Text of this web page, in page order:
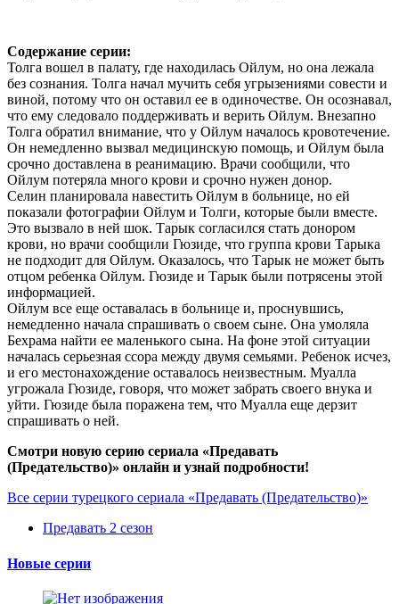
Содержание серии:
Толга вошел в палату, где находилась Ойлум, но она лежала
без сознания. Толга начал мучить себя угрызениями совести и
виной, потому что он оставил ее в одиночестве. Он осознавал,
что ему следовало поддерживать и верить Ойлум. Внезапно
Толга обратил внимание, что у Ойлум началось кровотечение.
Он немедленно вызвал медицинскую помощь, и Ойлум была
срочно доставлена в реанимацию. Врачи сообщили, что
Ойлум потеряла много крови и срочно нужен донор.
Селин планировала навестить Ойлум в больнице, но ей
показали фотографии Ойлум и Толги, которые были вместе.
Это вызвало в ней шок. Тарык согласился стать донором
крови, но врачи сообщили Гюзиде, что группа крови Тарыка
не подходит для Ойлум. Оказалось, что Тарык не может быть
отцом ребенка Ойлум. Гюзиде и Тарык были потрясены этой
информацией.
Ойлум все еще оставалась в больнице и, проснувшись,
немедленно начала спрашивать о своем сыне. Она умоляла
Бехрама найти ее маленького сына. На фоне этой ситуации
началась серьезная ссора между двумя семьями. Ребенок исчез,
и его местонахождение оставалось неизвестным. Муалла
угрожала Гюзиде, говоря, что может забрать своего внука и
уйти. Гюзиде была поражена тем, что Муалла еще дерзит
спрашивать о ней.
Смотри новую серию сериала «Предавать
(Предательство)» онлайн и узнай подробности!
Все серии турецкого сериала «Предавать (Предательство)»
Предавать 2 сезон
Новые серии